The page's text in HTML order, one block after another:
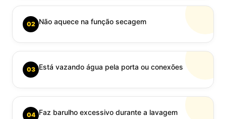
02 Não aquece na função secagem
03 Está vazando água pela porta ou conexões
04 Faz barulho excessivo durante a lavagem